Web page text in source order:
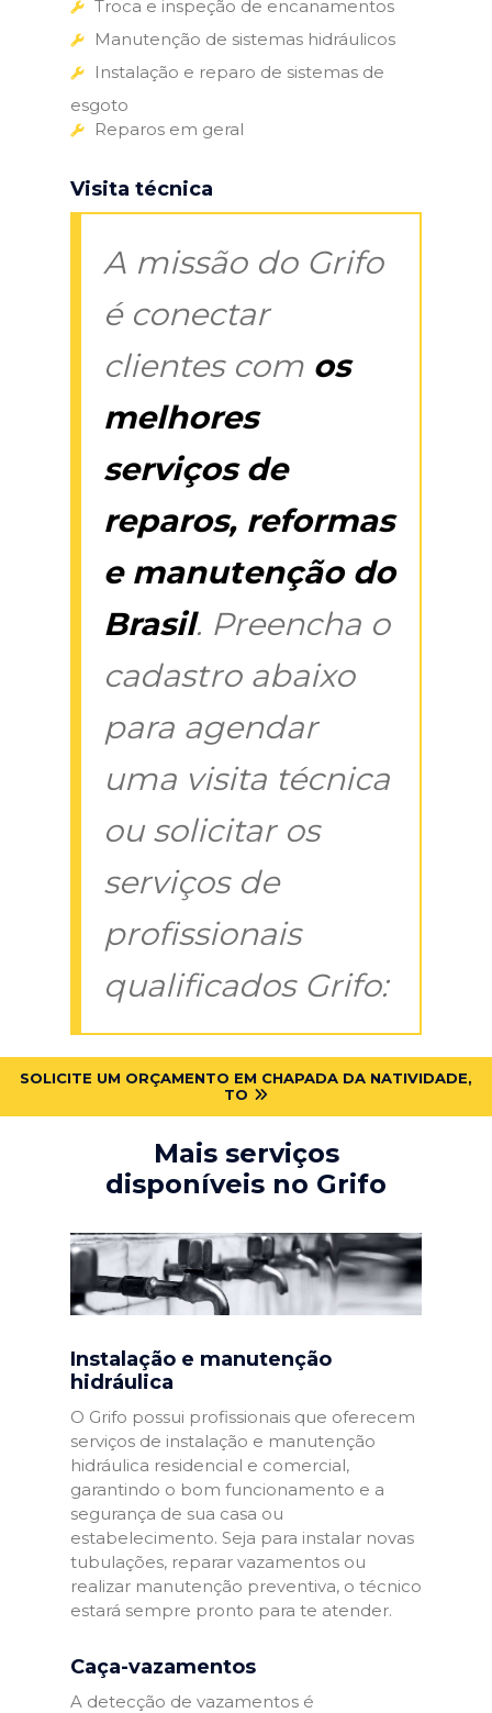
Troca e inspeção de encanamentos
Manutenção de sistemas hidráulicos
Instalação e reparo de sistemas de
esgoto
Reparos em geral
Visita técnica
A missão do Grifo
é conectar
clientes com os
melhores
serviços de
reparos, reformas
e manutenção do
Brasil. Preencha o
cadastro abaixo
para agendar
uma visita técnica
ou solicitar os
serviços de
profissionais
qualificados Grifo:
SOLICITE UM ORÇAMENTO EM CHAPADA DA NATIVIDADE,
TO
Mais serviços
disponíveis no Grifo
Instalação e manutenção
hidráulica
O Grifo possui profissionais que oferecem
serviços de instalação e manutenção
hidráulica residencial e comercial,
garantindo o bom funcionamento e a
segurança de sua casa ou
estabelecimento. Seja para instalar novas
tubulações, reparar vazamentos ou
realizar manutenção preventiva, o técnico
estará sempre pronto para te atender.
Caça-vazamentos
A detecção de vazamentos é